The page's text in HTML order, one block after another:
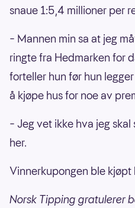
snaue 1:5,4 millioner per
– Mannen min sa at jeg
ringte fra Hedmarken for
forteller hun før hun
å kjøpe hus for noe av
– Jeg vet ikke hva jeg
her.
Vinnerkupongen ble kjøpt
Norsk Tipping gratulerer